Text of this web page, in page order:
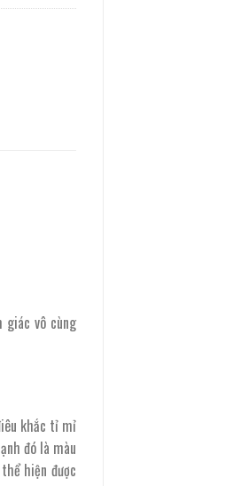
giác vô cùng
khắc tỉ mỉ
đó là màu
hiện được